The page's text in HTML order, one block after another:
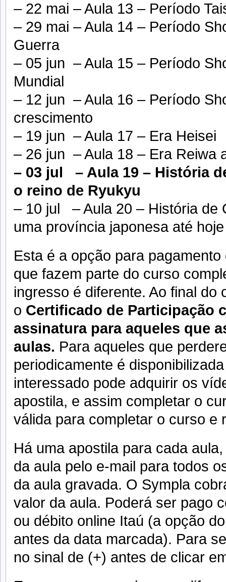
– 22 mai – Aula 13 – Período
– 29 mai – Aula 14 – Período
Guerra
– 05 jun – Aula 15 – Período
Mundial
– 12 jun – Aula 16 – Período
crescimento
– 19 jun – Aula 17 – Era Heisei
– 26 jun – Aula 18 – Era Reiwa
– 03 jul – Aula 19 – História
o reino de Ryukyu
– 10 jul – Aula 20 – História de
uma província japonesa até hoje
Esta é a opção para
que fazem parte do curso
ingresso é diferente. Ao final do
o Certificado de Participação
assinatura para aqueles que
aulas. Para aqueles que
periodicamente é
interessado pode adquirir os
apostila, e assim completar o
válida para completar o curso e
Há uma apostila para cada
da aula pelo e-mail para todos
da aula gravada. O Sympla
valor da aula. Poderá ser pago
ou débito online Itaú (a opção
antes da data marcada). Para
no sinal de (+) antes de clicar